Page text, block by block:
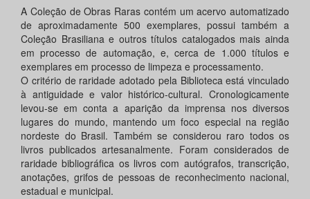
A Coleção de Obras Raras contém um acervo automatizado
de aproximadamente 500 exemplares, possui também a
Coleção Brasiliana e outros títulos catalogados mais ainda
em processo de automação, e, cerca de 1.000 títulos e
exemplares em processo de limpeza e processamento.
O critério de raridade adotado pela Biblioteca está vinculado
à antiguidade e valor histórico-cultural. Cronologicamente
levou-se em conta a aparição da imprensa nos diversos
lugares do mundo, mantendo um foco especial na região
nordeste do Brasil. Também se considerou raro todos os
livros publicados artesanalmente. Foram considerados de
raridade bibliográfica os livros com autógrafos, transcrição,
anotações, grifos de pessoas de reconhecimento nacional,
estadual e municipal.